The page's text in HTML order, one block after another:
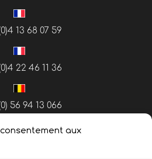
aux
r
a
m
13 68 07 59
22 46 11 36
56 94 13 066
58 08 46 51